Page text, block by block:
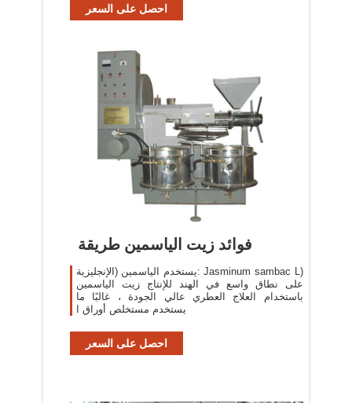
احصل على السعر
فوائد زيت الياسمين طريقة
يستخدم الياسمين (الإنجليزية: Jasminum sambac L)
على نطاق واسع في الهند للإنتاج زيت الياسمين
باستخدام العلاج العطري عالي الجودة ، غالبًا ما
يستخدم مستخلص أوراق ا
احصل على السعر